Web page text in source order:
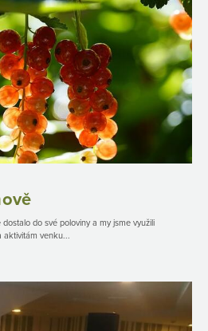
do své poloviny a my jsme využili
aktivitám venku...